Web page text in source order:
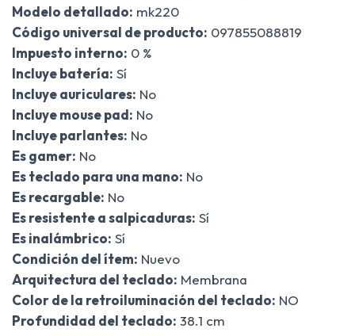
Modelo detallado: mk220
Código universal de producto: 097855088819
Impuesto interno: 0 %
Incluye batería: Sí
Incluye auriculares: No
Incluye mouse pad: No
Incluye parlantes: No
Es gamer: No
Es teclado para una mano: No
Es recargable: No
Es resistente a salpicaduras: Sí
Es inalámbrico: Sí
Condición del ítem: Nuevo
Arquitectura del teclado: Membrana
Color de la retroiluminación del teclado: NO
Profundidad del teclado: 38.1 cm